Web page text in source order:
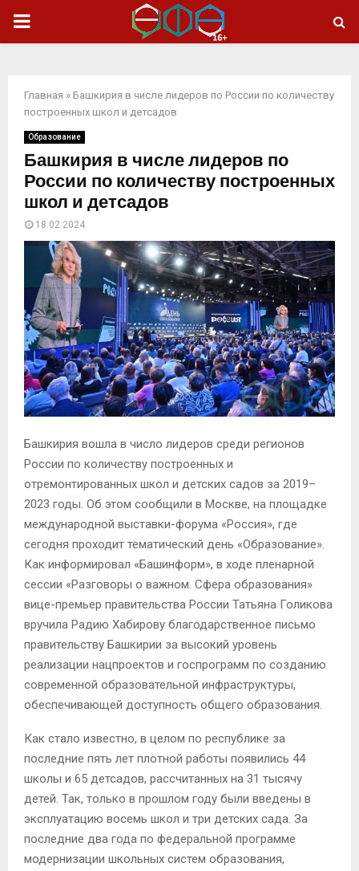
ОСНОВНОЕ
Главная » Башкирия в числе лидеров по России по количеству
построенных школ и детсадов
Образование
Башкирия в числе лидеров по
России по количеству построенных
школ и детсадов
18.02.2024
Башкирия вошла в число лидеров среди регионов
России по количеству построенных и
отремонтированных школ и детских садов за 2019–
2023 годы. Об этом сообщили в Москве, на площадке
международной выставки-форума «Россия», где
сегодня проходит тематический день «Образование».
Как информировал «Башинформ», в ходе пленарной
сессии «Разговоры о важном. Сфера образования»
вице-премьер правительства России Татьяна Голикова
вручила Радию Хабирову благодарственное письмо
правительству Башкирии за высокий уровень
реализации нацпроектов и госпрограмм по созданию
современной образовательной инфраструктуры,
обеспечивающей доступность общего образования.
Как стало известно, в целом по республике за
последние пять лет плотной работы появились 44
школы и 65 детсадов, рассчитанных на 31 тысячу
детей. Так, только в прошлом году были введены в
эксплуатацию восемь школ и три детских сада. За
последние два года по федеральной программе
модернизации школьных систем образования,